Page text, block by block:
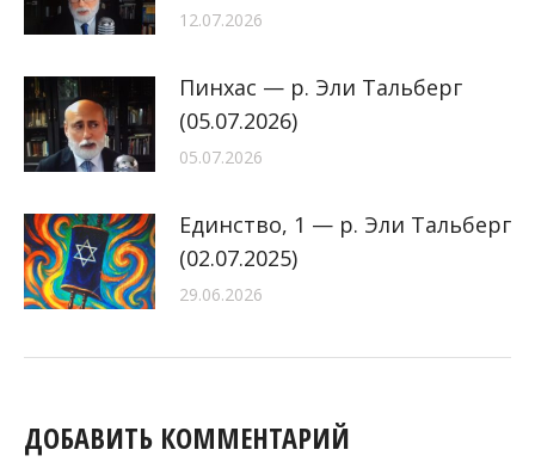
12.07.2026
Пинхас — р. Эли Тальберг
(05.07.2026)
05.07.2026
Единство, 1 — р. Эли Тальберг
(02.07.2025)
29.06.2026
ДОБАВИТЬ КОММЕНТАРИЙ